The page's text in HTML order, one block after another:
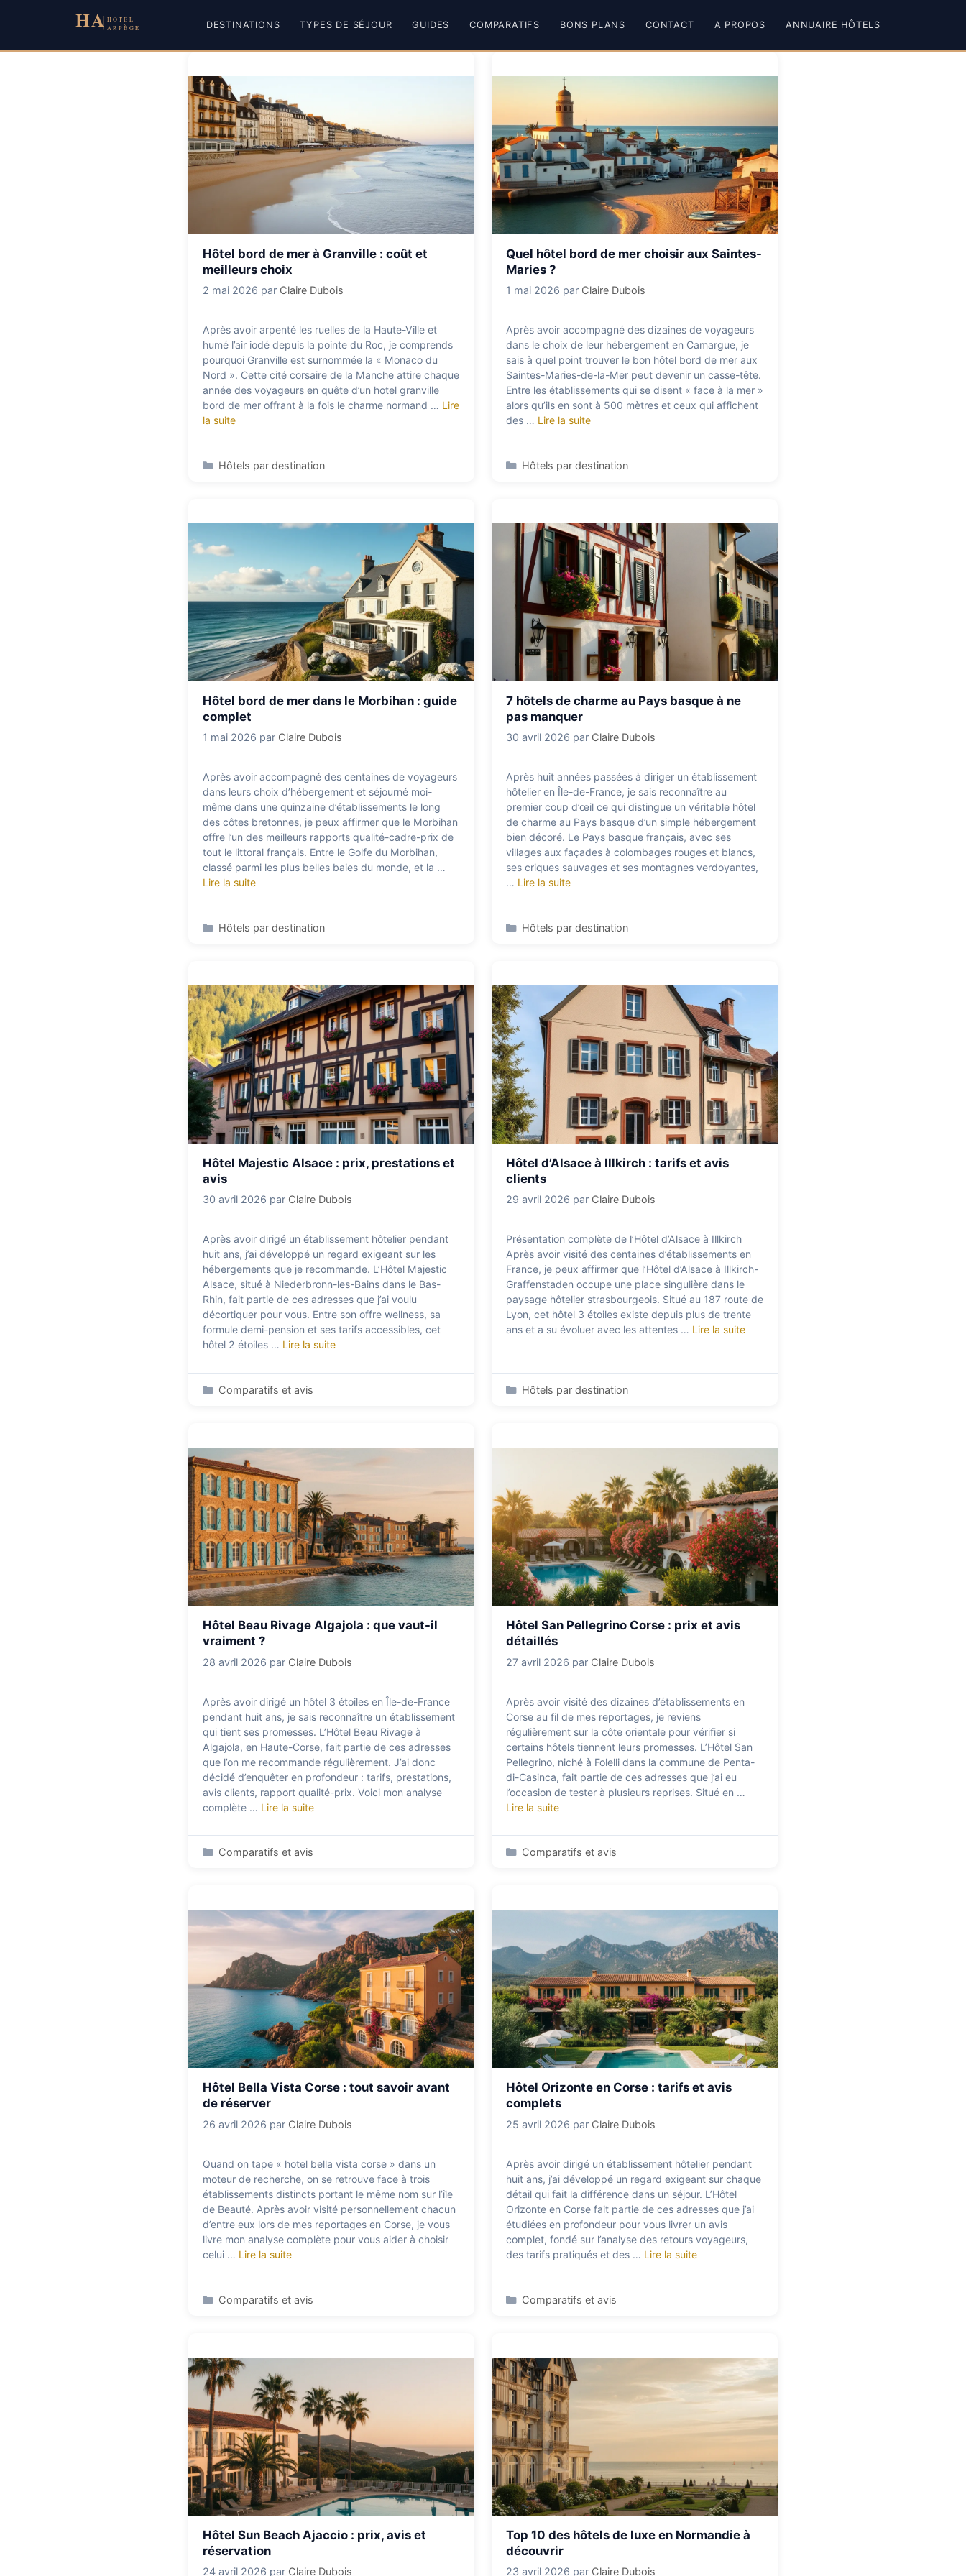
DESTINATIONS TYPES DE SÉJOUR GUIDES COMPARATIFS BONS PLANS CONTACT A PROPOS ANNUAIRE HÔTELS
Hôtel bord de mer à Granville : coût et
meilleurs choix
2 mai 2026 par Claire Dubois
Après avoir arpenté les ruelles de la Haute-Ville et
humé l’air iodé depuis la pointe du Roc, je comprends
pourquoi Granville est surnommée la « Monaco du
Nord ». Cette cité corsaire de la Manche attire chaque
année des voyageurs en quête d’un hotel granville
bord de mer offrant à la fois le charme normand … Lire
la suite
Catégories
Hôtels par destination
Quel hôtel bord de mer choisir aux Saintes-
Maries ?
1 mai 2026 par Claire Dubois
Après avoir accompagné des dizaines de voyageurs
dans le choix de leur hébergement en Camargue, je
sais à quel point trouver le bon hôtel bord de mer aux
Saintes-Maries-de-la-Mer peut devenir un casse-tête.
Entre les établissements qui se disent « face à la mer »
alors qu’ils en sont à 500 mètres et ceux qui affichent
des … Lire la suite
Catégories
Hôtels par destination
Hôtel bord de mer dans le Morbihan : guide
complet
1 mai 2026 par Claire Dubois
Après avoir accompagné des centaines de voyageurs
dans leurs choix d’hébergement et séjourné moi-
même dans une quinzaine d’établissements le long
des côtes bretonnes, je peux affirmer que le Morbihan
offre l’un des meilleurs rapports qualité-cadre-prix de
tout le littoral français. Entre le Golfe du Morbihan,
classé parmi les plus belles baies du monde, et la …
Lire la suite
Catégories
Hôtels par destination
7 hôtels de charme au Pays basque à ne
pas manquer
30 avril 2026 par Claire Dubois
Après huit années passées à diriger un établissement
hôtelier en Île-de-France, je sais reconnaître au
premier coup d’œil ce qui distingue un véritable hôtel
de charme au Pays basque d’un simple hébergement
bien décoré. Le Pays basque français, avec ses
villages aux façades à colombages rouges et blancs,
ses criques sauvages et ses montagnes verdoyantes,
… Lire la suite
Catégories
Hôtels par destination
Hôtel Majestic Alsace : prix, prestations et
avis
30 avril 2026 par Claire Dubois
Après avoir dirigé un établissement hôtelier pendant
huit ans, j’ai développé un regard exigeant sur les
hébergements que je recommande. L’Hôtel Majestic
Alsace, situé à Niederbronn-les-Bains dans le Bas-
Rhin, fait partie de ces adresses que j’ai voulu
décortiquer pour vous. Entre son offre wellness, sa
formule demi-pension et ses tarifs accessibles, cet
hôtel 2 étoiles … Lire la suite
Catégories
Comparatifs et avis
Hôtel d’Alsace à Illkirch : tarifs et avis
clients
29 avril 2026 par Claire Dubois
Présentation complète de l’Hôtel d’Alsace à Illkirch
Après avoir visité des centaines d’établissements en
France, je peux affirmer que l’Hôtel d’Alsace à Illkirch-
Graffenstaden occupe une place singulière dans le
paysage hôtelier strasbourgeois. Situé au 187 route de
Lyon, cet hôtel 3 étoiles existe depuis plus de trente
ans et a su évoluer avec les attentes … Lire la suite
Catégories
Hôtels par destination
Hôtel Beau Rivage Algajola : que vaut-il
vraiment ?
28 avril 2026 par Claire Dubois
Après avoir dirigé un hôtel 3 étoiles en Île-de-France
pendant huit ans, je sais reconnaître un établissement
qui tient ses promesses. L’Hôtel Beau Rivage à
Algajola, en Haute-Corse, fait partie de ces adresses
que l’on me recommande régulièrement. J’ai donc
décidé d’enquêter en profondeur : tarifs, prestations,
avis clients, rapport qualité-prix. Voici mon analyse
complète … Lire la suite
Catégories
Comparatifs et avis
Hôtel San Pellegrino Corse : prix et avis
détaillés
27 avril 2026 par Claire Dubois
Après avoir visité des dizaines d’établissements en
Corse au fil de mes reportages, je reviens
régulièrement sur la côte orientale pour vérifier si
certains hôtels tiennent leurs promesses. L’Hôtel San
Pellegrino, niché à Folelli dans la commune de Penta-
di-Casinca, fait partie de ces adresses que j’ai eu
l’occasion de tester à plusieurs reprises. Situé en …
Lire la suite
Catégories
Comparatifs et avis
Hôtel Bella Vista Corse : tout savoir avant
de réserver
26 avril 2026 par Claire Dubois
Quand on tape « hotel bella vista corse » dans un
moteur de recherche, on se retrouve face à trois
établissements distincts portant le même nom sur l’île
de Beauté. Après avoir visité personnellement chacun
d’entre eux lors de mes reportages en Corse, je vous
livre mon analyse complète pour vous aider à choisir
celui … Lire la suite
Catégories
Comparatifs et avis
Hôtel Orizonte en Corse : tarifs et avis
complets
25 avril 2026 par Claire Dubois
Après avoir dirigé un établissement hôtelier pendant
huit ans, j’ai développé un regard exigeant sur chaque
détail qui fait la différence dans un séjour. L’Hôtel
Orizonte en Corse fait partie de ces adresses que j’ai
étudiées en profondeur pour vous livrer un avis
complet, fondé sur l’analyse des retours voyageurs,
des tarifs pratiqués et des … Lire la suite
Catégories
Comparatifs et avis
Hôtel Sun Beach Ajaccio : prix, avis et
réservation
24 avril 2026 par Claire Dubois
Top 10 des hôtels de luxe en Normandie à
découvrir
23 avril 2026 par Claire Dubois